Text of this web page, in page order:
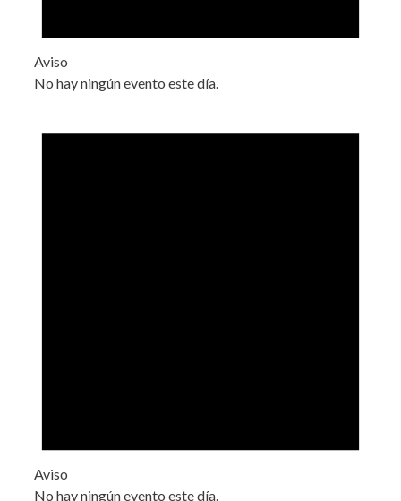
Aviso
No hay ningún evento este día.
Aviso
No hay ningún evento este día.